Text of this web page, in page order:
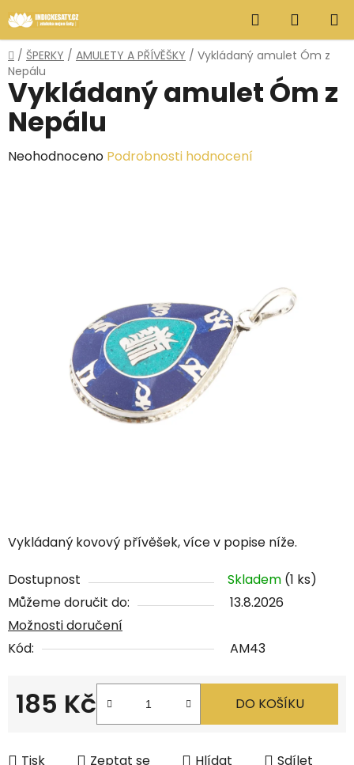
na
obsah
Hledat
KOŠÍK
Domů
/ ŠPERKY / AMULETY A PŘÍVĚŠKY / Vykládaný amulet Óm z
Nepálu
Vykládaný kovový přívěšek, více v popise níže.
Dostupnost Skladem (1 ks)
Můžeme doručit do:
13.8.2026
Možnosti doručení
Kód:
AM43
185 Kč DO KOŠÍKU
Tisk Zeptat se Hlídat Sdílet
Vykládaný amulet Óm z
Nepálu
Průměrné
Neohodnoceno Podrobnosti hodnocení